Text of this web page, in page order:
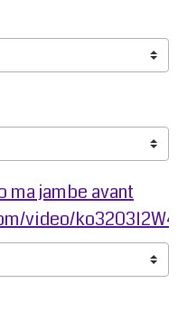
ma jambe avant
video/